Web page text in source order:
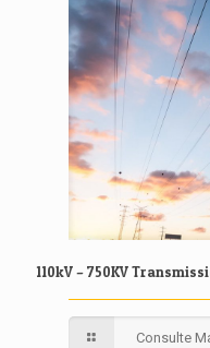
110kV – 750KV
Consulte